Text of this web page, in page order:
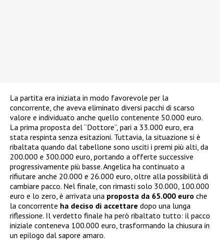
La partita era iniziata in modo favorevole per la
concorrente, che aveva eliminato diversi pacchi di scarso
valore e individuato anche quello contenente 50.000 euro.
La prima proposta del “Dottore”, pari a 33.000 euro, era
stata respinta senza esitazioni. Tuttavia, la situazione si è
ribaltata quando dal tabellone sono usciti i premi più alti, da
200.000 e 300.000 euro, portando a offerte successive
progressivamente più basse. Angelica ha continuato a
rifiutare anche 20.000 e 26.000 euro, oltre alla possibilità di
cambiare pacco. Nel finale, con rimasti solo 30.000, 100.000
euro e lo zero, è arrivata una proposta da 65.000 euro che
la concorrente ha deciso di accettare dopo una lunga
riflessione. Il verdetto finale ha però ribaltato tutto: il pacco
iniziale conteneva 100.000 euro, trasformando la chiusura in
un epilogo dal sapore amaro.